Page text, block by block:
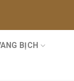
BỊCH